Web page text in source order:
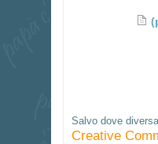
Salvo dove
Creative